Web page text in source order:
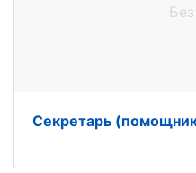
Секретарь